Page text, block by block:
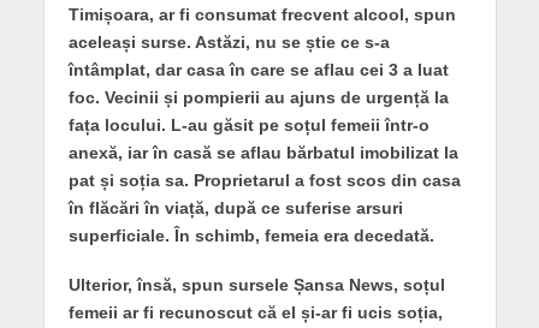
Timișoara, ar fi consumat frecvent alcool, spun
aceleași surse. Astăzi, nu se știe ce s-a
întâmplat, dar casa în care se aflau cei 3 a luat
foc. Vecinii și pompierii au ajuns de urgență la
fața locului. L-au găsit pe soțul femeii într-o
anexă, iar în casă se aflau bărbatul imobilizat la
pat și soția sa. Proprietarul a fost scos din casa
în flăcări în viață, după ce suferise arsuri
superficiale. În schimb, femeia era decedată.
Ulterior, însă, spun sursele Șansa News, soțul
femeii ar fi recunoscut că el și-ar fi ucis soția,